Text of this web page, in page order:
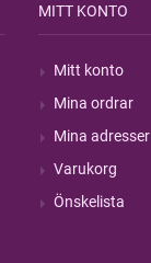
MITT KONTO
Mitt konto
Mina ordrar
Mina adresser
Varukorg
Önskelista